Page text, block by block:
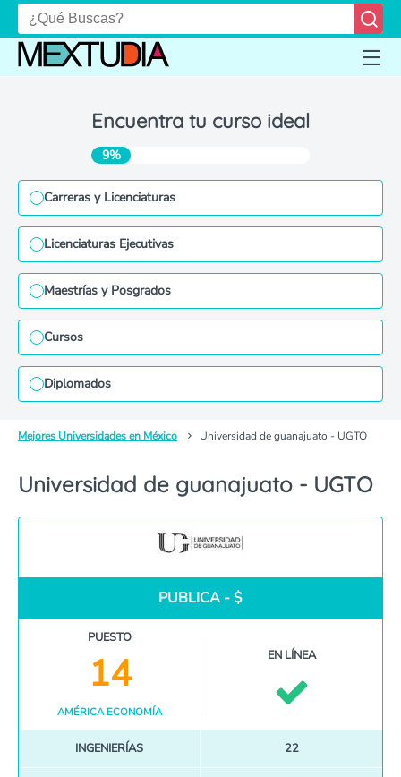
Encuentra tu curso ideal
9%
Carreras y Licenciaturas
Licenciaturas Ejecutivas
Maestrías y Posgrados
Cursos
Diplomados
Mejores Universidades en México Universidad de guanajuato - UGTO
Universidad de guanajuato - UGTO
PUBLICA - $
PUESTO
14
AMÉRICA ECONOMÍA
EN LÍNEA
INGENIERÍAS 22